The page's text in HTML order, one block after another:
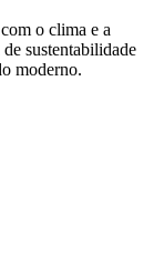
o clima e a
sustentabilidade
moderno.